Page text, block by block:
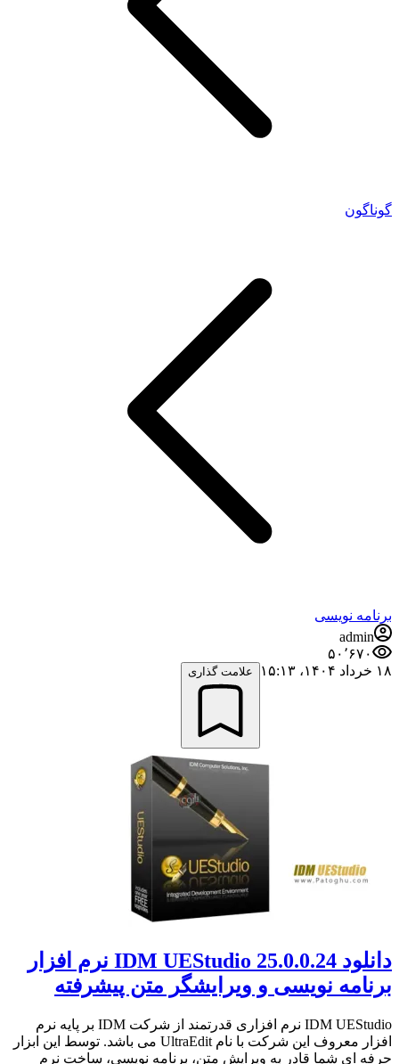
گوناگون
برنامه نویسی
admin
۵۰٬۶۷۰
۱۸ خرداد ۱۴۰۴،‏ ۱۵:۱۳
علامت گذاری
دانلود IDM UEStudio 25.0.0.24 نرم افزار
برنامه نویسی و ویرایشگر متن پیشرفته
IDM UEStudio نرم افزاری قدرتمند از شرکت IDM بر پایه نرم
افزار معروف این شرکت با نام UltraEdit می باشد. توسط این ابزار
حرفه ای شما قادر به ویرایش متن، برنامه نویسی، ساخت نرم